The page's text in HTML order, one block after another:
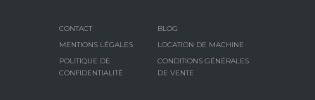
CONTACT
BLOG
MENTIONS LÉGALES
LOCATION DE MACHINE
POLITIQUE DE
CONFIDENTIALITÉ
CONDITIONS GÉNÉRALES
DE VENTE